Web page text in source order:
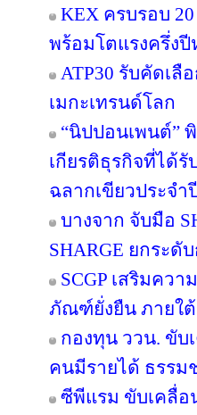
KEX ครบรอบ 20
พร้อมโตแรงครึ่งปี
ATP30 รับคัดเลื
เมกะเทรนด์โลก
“นิปปอนเพนต์”
เกียรติธุรกิจที่ได้รั
ฉลากเขียวประจ
บางจาก จับมือ
SHARGE ยกระ
SCGP เสริมคว
ภัณฑ์ยั่งยืน ภายใ
กองทุน ววน. ขับ
คนมีรายได้ ธรรม
ซีพีแรม ขับเคลื่อ